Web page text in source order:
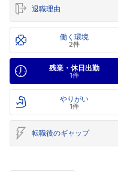
退職理由
働く環境
2件
残業・休日出勤
1件
やりがい
1件
転職後のギャップ